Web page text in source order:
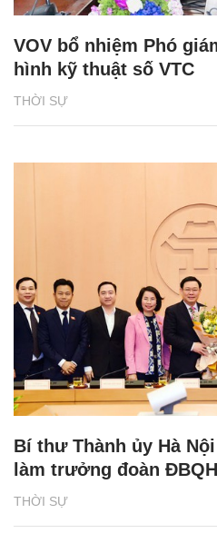
THỜI SỰ
VOV bổ nhiệm Phó
hình kỹ thuật số VTC
THỜI SỰ
Bí thư Thành ủy Hà
làm trưởng đoàn